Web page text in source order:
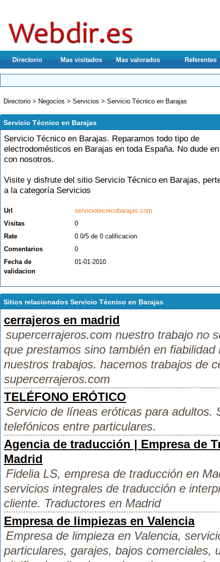
Directorio Mas visitados Mas valorados Referentes
Directorio > Negocios > Servicios > Servicio Técnico en Barajas
Servicio Técnico en Barajas
Servicio Técnico en Barajas. Reparamos todo tipo de
electrodomésticos en Barajas en toda España. No dude
con nosotros.
Visite y disfrute del sitio Servicio Técnico en Barajas,
a la categoría Servicios
Url
serviciotecnicobarajas.com
Visitas
0
Rate
0.0/5 de 0 calificacion
Comentarios
0
Fecha de
validacion
01-01-2010
Sitios relacionados Servicio Técnico en Barajas
cerrajeros en madrid
supercerrajeros.com nuestro trabajo no
que prestamos sino también en
nuestros trabajos. hacemos trabajos de
supercerrajeros.com
TELÉFONO ERÓTICO
Servicio de líneas eróticas para adultos.
telefónicos entre particulares.
Agencia de traducción | Empresa de
Madrid
Fidelia LS, empresa de traducción en
servicios integrales de traducción e
cliente. Traductores en Madrid
Empresa de limpiezas en Valencia
Empresa de limpieza en Valencia,
particulares, garajes, bajos comerciales,